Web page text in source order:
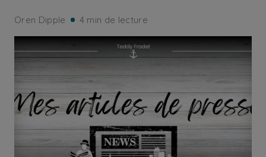
Oren Dipple 4 min de lecture